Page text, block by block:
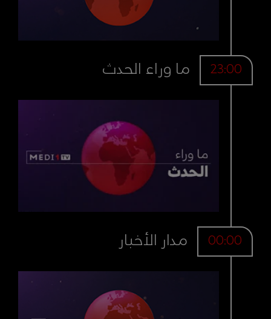
23:00 ما وراء الحدث
00:00 مدار الأخبار